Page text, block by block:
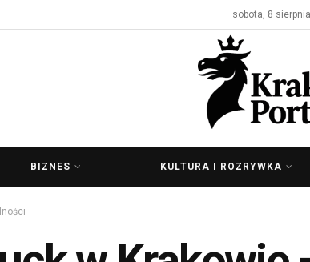
sobota, 8
BIZNES KULTURA I ROZRYWKA